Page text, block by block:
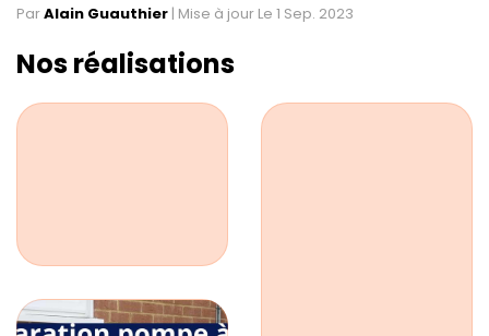
ParAlain Guauthier | Mise à jour Le 1 Sep. 2023
Nos réalisations